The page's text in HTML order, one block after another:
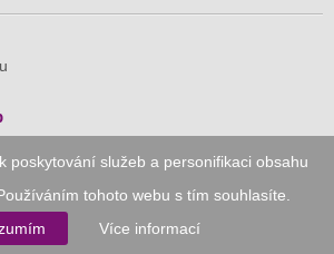
poskytování služeb a personifikaci obsahu
tohoto webu s tím souhlasíte.
Více informací
je členem Asociace pro elektronickou